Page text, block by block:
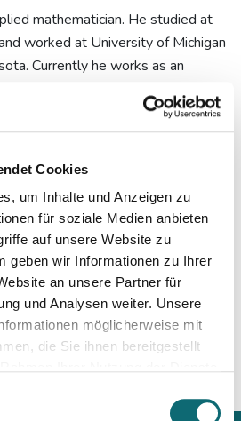
Cookies
um Inhalte und Anzeigen zu
für soziale Medien anbieten
auf unsere Website zu
geben wir Informationen zu Ihrer
an unsere Partner für
und Analysen weiter. Unsere
möglicherweise mit
die Sie ihnen bereitgestellt
mathematician. He studied at
worked at University of Michigan
Currently he works as an
is broad from mathematical
and chemistry to stability of
to studies of the epidemic
and he regularly advises the
cofounded the multidisciplinary
and experts Veda pomaha -
important role in advising both the
public in Slovakia during the